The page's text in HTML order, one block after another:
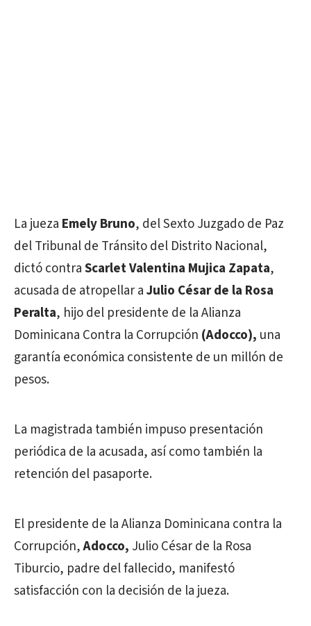
La jueza Emely Bruno, del Sexto Juzgado de Paz
del Tribunal de Tránsito del Distrito Nacional,
dictó contraScarlet Valentina Mujica Zapata,
acusada de atropellar aJulio César de la Rosa
Peralta, hijo del presidente de la Alianza
Dominicana Contra la Corrupción (Adocco), una
garantía económica consistente de un millón de
pesos.
La magistrada también impuso presentación
periódica de la acusada, así como también la
retención del pasaporte.
El presidente de la Alianza Dominicana contra la
Corrupción,Adocco, Julio César de la Rosa
Tiburcio, padre del fallecido, manifestó
satisfacción con la decisión de la jueza.